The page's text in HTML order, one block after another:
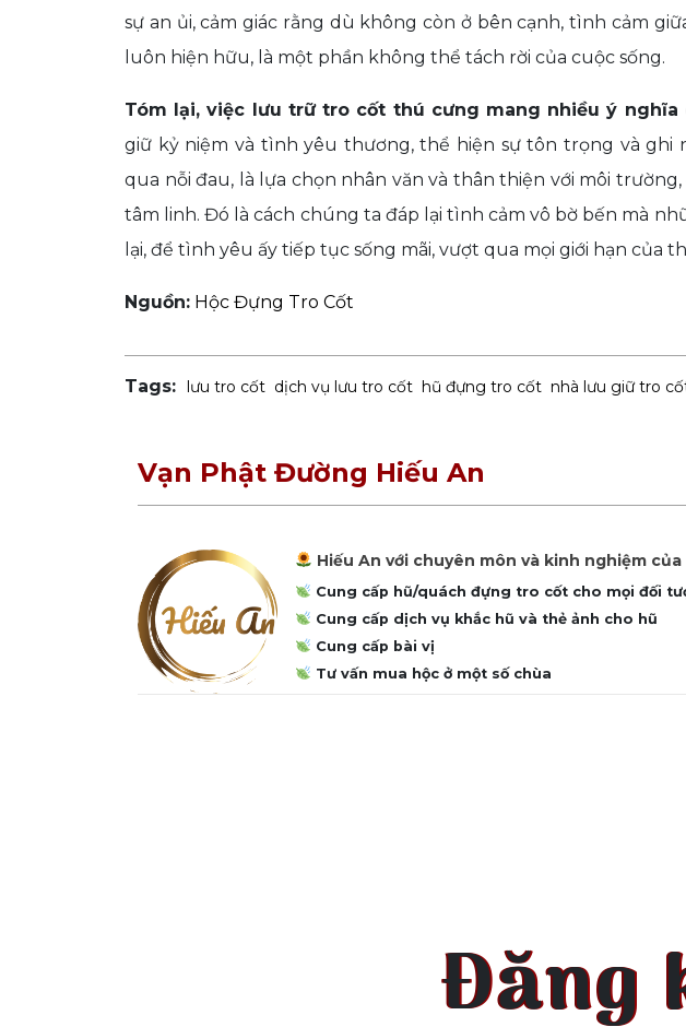
sự an ủi, cảm giác rằng dù không còn ở bên cạnh, tình cảm
luôn hiện hữu, là một phần không thể tách rời của cuộc sống.
Tóm lại, việc lưu trữ tro cốt thú cưng mang nhiều ý nghĩa
giữ kỷ niệm và tình yêu thương, thể hiện sự tôn trọng và ghi
qua nỗi đau, là lựa chọn nhân văn và thân thiện với môi
tâm linh. Đó là cách chúng ta đáp lại tình cảm vô bờ bến mà
lại, để tình yêu ấy tiếp tục sống mãi, vượt qua mọi giới hạn của
Nguồn: Hộc Đựng Tro Cốt
Tags: lưu tro cốt dịch vụ lưu tro cốt hũ đựng tro cốt nhà lưu giữ tro
Vạn Phật Đường Hiếu An
Hiếu An với chuyên môn và kinh nghiệm
Cung cấp hũ/quách đựng tro cốt cho mọi đối
Cung cấp dịch vụ khắc hũ và thẻ ảnh cho hũ
Cung cấp bài vị
Tư vấn mua hộc ở một số chùa
Đăng